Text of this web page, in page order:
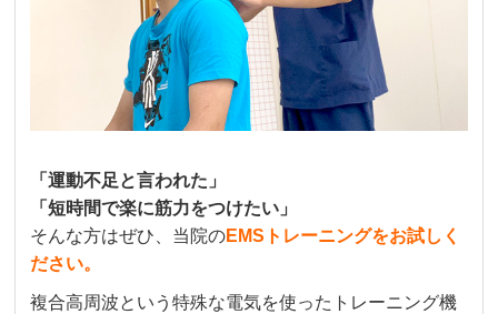
「運動不足と言われた」
「短時間で楽に筋力をつけたい」
そんな方はぜひ、当院のEMSトレーニングをお試しく
ださい。
複合高周波という特殊な電気を使ったトレーニング機